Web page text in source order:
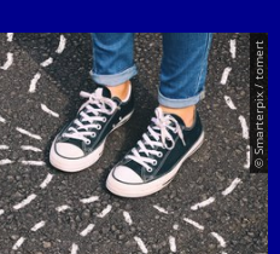
© Smarterpix / tomert